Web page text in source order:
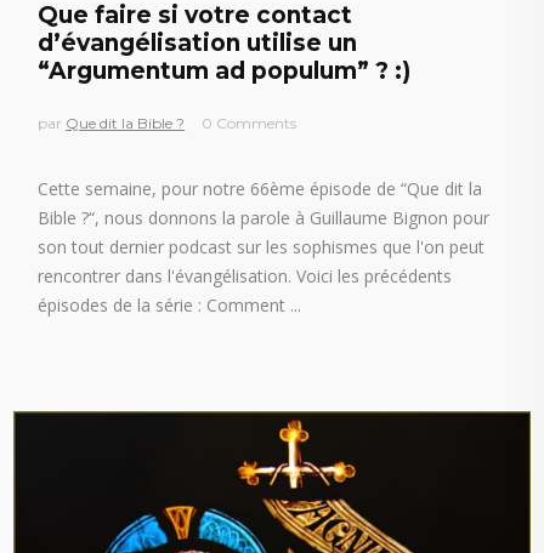
Que faire si votre contact
d’évangélisation utilise un
“Argumentum ad populum” ? :)
par Que dit la Bible ? 0 Comments
Cette semaine, pour notre 66ème épisode de “Que dit la
Bible ?“, nous donnons la parole à Guillaume Bignon pour
son tout dernier podcast sur les sophismes que l'on peut
rencontrer dans l'évangélisation. Voici les précédents
épisodes de la série : Comment